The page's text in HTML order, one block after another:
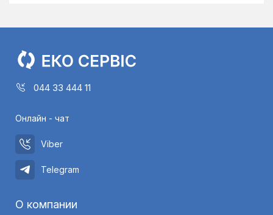
044 33 444 11
Онлайн - чат
Viber
Telegram
О компании